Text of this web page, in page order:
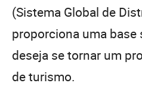
(Sistema Global de
proporciona uma base
deseja se tornar um
de turismo.